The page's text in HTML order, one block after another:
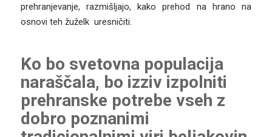
prehranjevanje, razmišljajo, kako prehod na hrano na
osnovi teh žuželk uresničiti.
Ko bo svetovna populacija
naraščala, bo izziv izpolniti
prehranske potrebe vseh z
dobro poznanimi